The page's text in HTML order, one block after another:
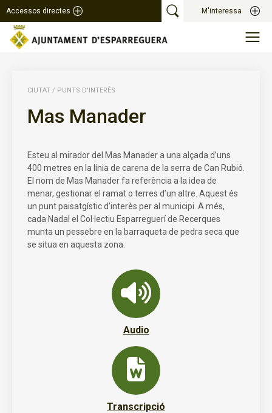
Accessos directes M'interessa
CIUTAT / PUNTS D'INTERÈS
Mas Manader
Esteu al mirador del Mas Manader a una alçada d’uns
400 metres en la línia de carena de la serra de Can Rubió.
El nom de Mas Manader fa referència a la idea de
menar, gestionar el ramat o terres d’un altre. Aquest és
un punt paisatgístic d'interès per al municipi. A més,
cada Nadal el Col·lectiu Esparreguerí de Recerques
munta un pessebre en la barraqueta de pedra seca que
se situa en aquesta zona.
Audio
Transcripció